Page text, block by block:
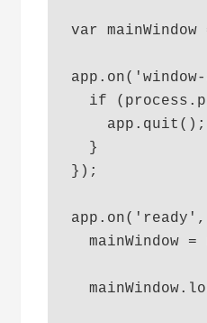
var
if
    app.quit();
  }
});
mainWindow =